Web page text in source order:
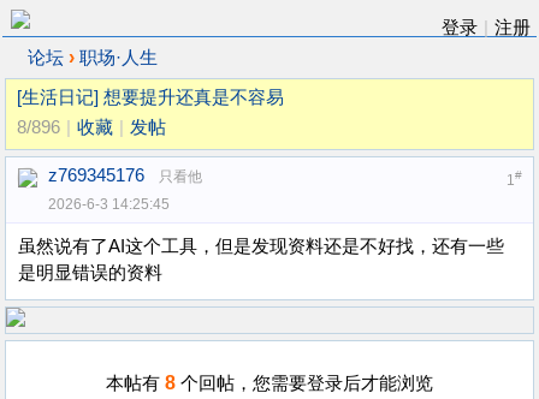
登录
注册
论坛 › 职场·人生
[生活日记] 想要提升还真是不容易
8/896
收藏 发帖
1#
z769345176
只看他
2026-6-3 14:25:45
虽然说有了AI这个工具，但是发现资料还是不好找，还有一些
是明显错误的资料
本帖有 8 个回帖，您需要登录后才能浏览